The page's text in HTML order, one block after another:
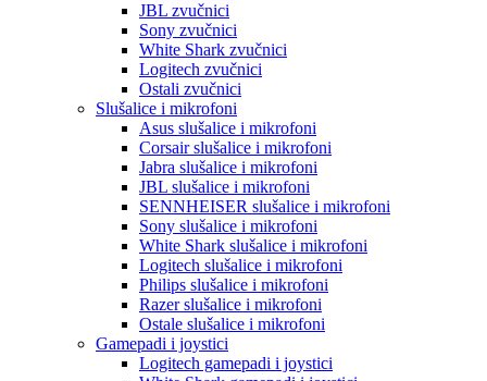
JBL zvučnici
Sony zvučnici
White Shark zvučnici
Logitech zvučnici
Ostali zvučnici
Slušalice i mikrofoni
Asus slušalice i mikrofoni
Corsair slušalice i mikrofoni
Jabra slušalice i mikrofoni
JBL slušalice i mikrofoni
SENNHEISER slušalice i mikrofoni
Sony slušalice i mikrofoni
White Shark slušalice i mikrofoni
Logitech slušalice i mikrofoni
Philips slušalice i mikrofoni
Razer slušalice i mikrofoni
Ostale slušalice i mikrofoni
Gamepadi i joystici
Logitech gamepadi i joystici